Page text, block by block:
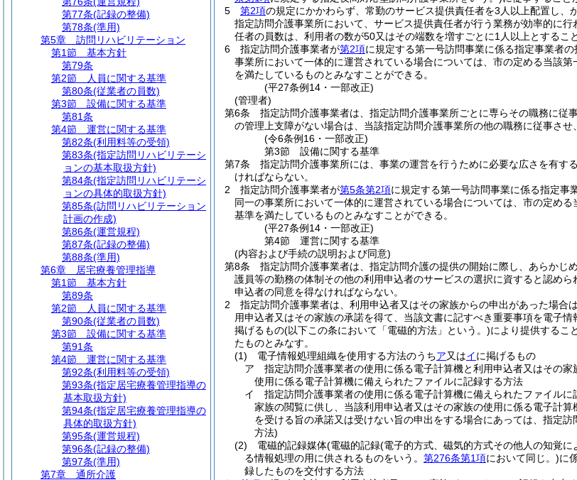
5
第2項の規定にかかわらず、常勤のサービス提供責任者を3人以上配置し
指定訪問介護事業所において、サービス提供責任者が行う業務が効率的に
任者の員数は、利用者の数が50又はその端数を増すごとに1人以上とするこ
6
指定訪問介護事業者が第2項に規定する第一号訪問事業に係る指定事業者
事業所において一体的に運営されている場合については、市の定める当該
を満たしているものとみなすことができる。
(平27条例14・一部改正)
(管理者)
第6条
指定訪問介護事業者は、指定訪問介護事業所ごとに専らその職務に従
の管理上支障がない場合は、当該指定訪問介護事業所の他の職務に従事さ
(令6条例16・一部改正)
第3節
設備に関する基準
第7条
指定訪問介護事業所には、事業の運営を行うために必要な広さを有
ければならない。
2
指定訪問介護事業者が第5条第2項に規定する第一号訪問事業に係る指定事
同一の事業所において一体的に運営されている場合については、市の定め
基準を満たしているものとみなすことができる。
(平27条例14・一部改正)
第4節
運営に関する基準
(内容および手続の説明および同意)
第8条
指定訪問介護事業者は、指定訪問介護の提供の開始に際し、あらかじ
護員等の勤務の体制その他の利用申込者のサービスの選択に資すると認め
申込者の同意を得なければならない。
2
指定訪問介護事業者は、利用申込者又はその家族からの申出があった場合は
用申込者又はその家族の承諾を得て、当該文書に記すべき重要事項を電子
掲げるもの(以下この条において「電磁的方法」という。)により提供するこ
たものとみなす。
(1)
電子情報処理組織を使用する方法のうちア又はイに掲げるもの
ア
指定訪問介護事業者の使用に係る電子計算機と利用申込者又はその
使用に係る電子計算機に備えられたファイルに記録する方法
イ
指定訪問介護事業者の使用に係る電子計算機に備えられたファイルに
家族の閲覧に供し、当該利用申込者又はその家族の使用に係る電子計
を受ける旨の承諾又は受けない旨の申出をする場合にあっては、指定
方法)
(2)
電磁的記録媒体(電磁的記録(電子的方式、磁気的方式その他人の知覚
る情報処理の用に供されるものをいう。 第276条第1項において同じ。)に
録したものを交付する方法
第77条(記録の整備)
第78条(準用)
第5章
訪問リハビリテーション
第1節
基本方針
第79条
第2節
人員に関する基準
第80条(従業者の員数)
第3節
設備に関する基準
第81条
第4節
運営に関する基準
第82条(利用料等の受領)
第83条(指定訪問リハビリテーシ
ョンの基本取扱方針)
第84条(指定訪問リハビリテーシ
ョンの具体的取扱方針)
第85条(訪問リハビリテーション
計画の作成)
第86条(運営規程)
第87条(記録の整備)
第88条(準用)
第6章
居宅療養管理指導
第1節
基本方針
第89条
第2節
人員に関する基準
第90条(従業者の員数)
第3節
設備に関する基準
第91条
第4節
運営に関する基準
第92条(利用料等の受領)
第93条(指定居宅療養管理指導の
基本取扱方針)
第94条(指定居宅療養管理指導の
具体的取扱方針)
第95条(運営規程)
第96条(記録の整備)
第97条(準用)
第7章
通所介護